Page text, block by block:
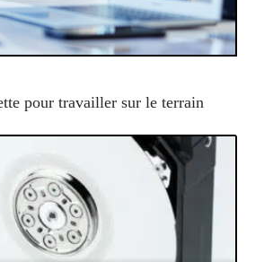
pour travailler sur le terrain